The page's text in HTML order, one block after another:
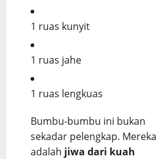
1 ruas kunyit
1 ruas jahe
1 ruas lengkuas
Bumbu-bumbu ini bukan
sekadar pelengkap. Mereka
adalah jiwa dari kuah